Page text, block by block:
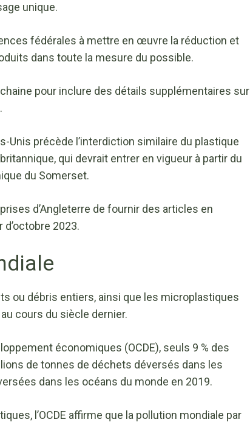
unique.
fédérales à mettre en œuvre la réduction et
dans toute la mesure du possible.
pour inclure des détails supplémentaires sur
Unis précède l’interdiction similaire du plastique
qui devrait entrer en vigueur à partir du
du Somerset.
d’Angleterre de fournir des articles en
2023.
ou débris entiers, ainsi que les microplastiques
cours du siècle dernier.
économiques (OCDE), seuls 9 % des
de tonnes de déchets déversés dans les
dans les océans du monde en 2019.
l’OCDE affirme que la pollution mondiale par